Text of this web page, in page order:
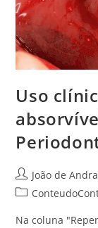
Uso
João de
Na coluna